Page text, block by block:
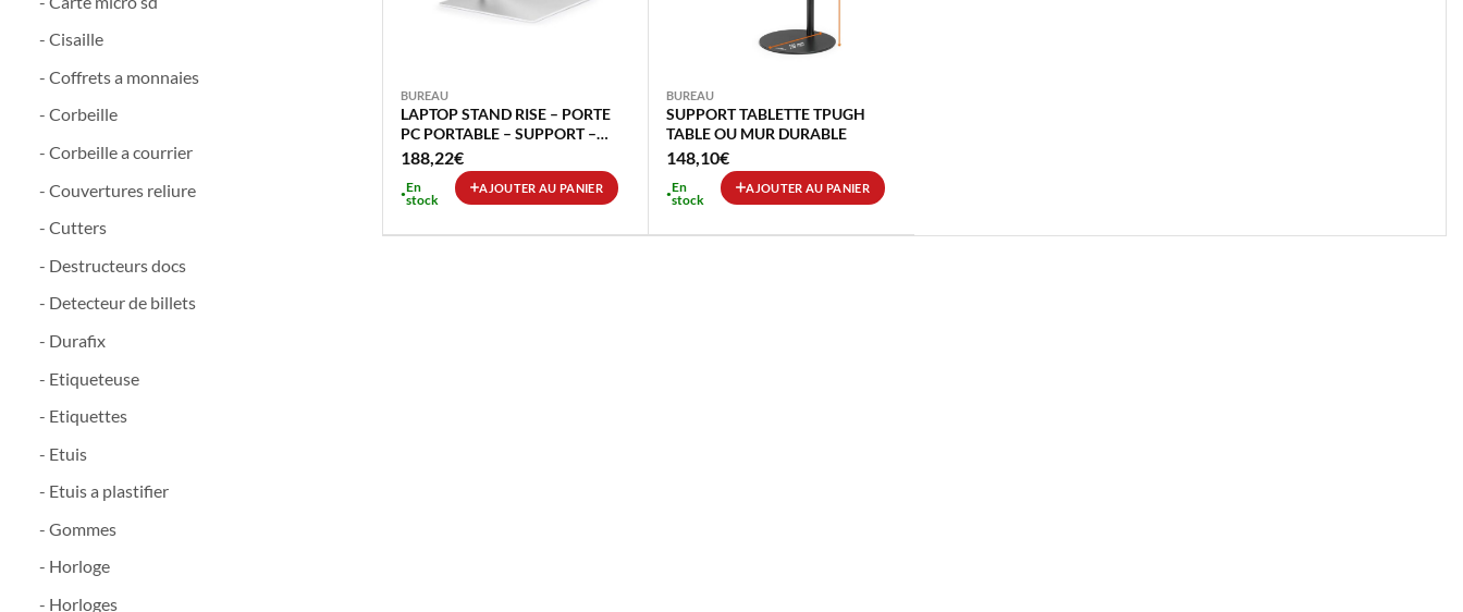
- Cisaille
- Coffrets a monnaies
- Corbeille
- Corbeille a courrier
- Couvertures reliure
- Cutters
- Destructeurs docs
- Detecteur de billets
- Durafix
- Etiqueteuse
- Etiquettes
- Etuis
- Etuis a plastifier
- Gommes
- Horloge
- Horloges
BUREAU
LAPTOP STAND RISE – PORTE
PC PORTABLE – SUPPORT –
GRANDE STABILITE – 28 X 22CM
188,22€
En
stock
AJOUTER AU PANIER
BUREAU
SUPPORT TABLETTE TPUGH
TABLE OU MUR DURABLE
148,10€
En
stock
AJOUTER AU PANIER